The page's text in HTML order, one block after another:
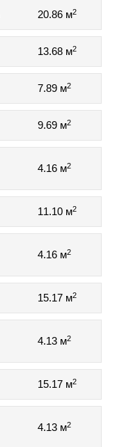
20.86 м2
13.68 м2
7.89 м2
9.69 м2
4.16 м2
11.10 м2
4.16 м2
15.17 м2
4.13 м2
15.17 м2
4.13 м2